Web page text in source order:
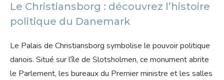
Le Christiansborg : découvrez l’histoire
politique du Danemark
Le Palais de Christiansborg symbolise le pouvoir politique
danois. Situé sur l’île de Slotsholmen, ce monument abrite
le Parlement, les bureaux du Premier ministre et les salles